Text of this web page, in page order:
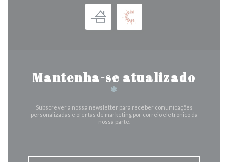
Mantenha-se atualizado
*
Subscrever a nossa newsletter para receber comunicações
personalizadas e ofertas de marketing por correio eletrónico da
nossa parte.